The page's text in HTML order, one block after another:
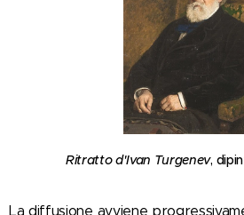
Ritratto d'Ivan Turgenev,
La diffusione avviene